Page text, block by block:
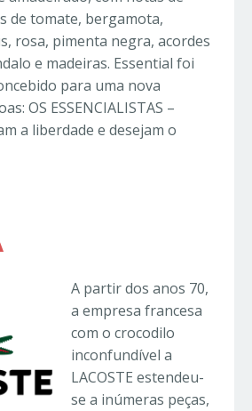
de tomate, bergamota,
rosa, pimenta negra, acordes
e madeiras. Essential foi
para uma nova
OS ESSENCIALISTAS –
a liberdade e desejam o
A partir dos anos 70,
a empresa francesa
com o crocodilo
inconfundível a
LACOSTE estendeu-
se a inúmeras peças,